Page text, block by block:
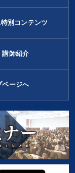
別コンテンツ
講師紹介
ページへ